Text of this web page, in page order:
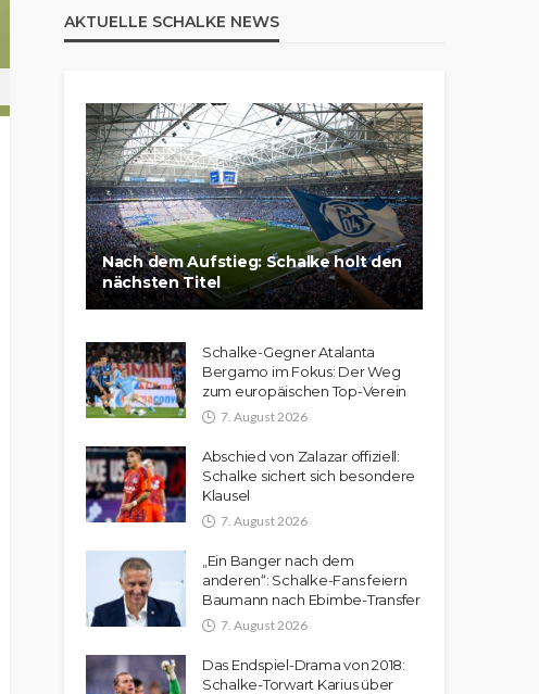
AKTUELLE SCHALKE NEWS
Nach dem Aufstieg: Schalke holt den
nächsten Titel
Schalke-Gegner Atalanta
Bergamo im Fokus: Der Weg
zum europäischen Top-Verein
7. August 2026
Abschied von Zalazar offiziell:
Schalke sichert sich besondere
Klausel
7. August 2026
„Ein Banger nach dem
anderen“: Schalke-Fans feiern
Baumann nach Ebimbe-Transfer
7. August 2026
Das Endspiel-Drama von 2018:
Schalke-Torwart Karius über